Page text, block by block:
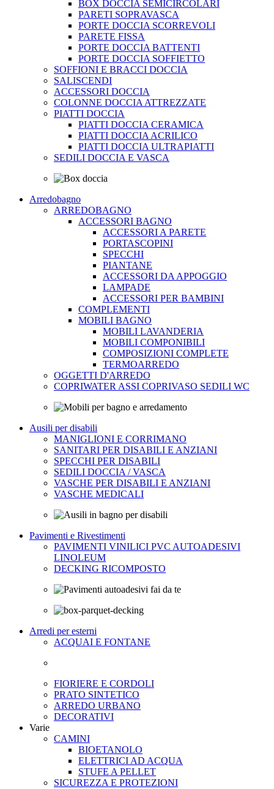
BOX DOCCIA SEMICIRCOLARI
PARETI SOPRAVASCA
PORTE DOCCIA SCORREVOLI
PARETE FISSA
PORTE DOCCIA BATTENTI
PORTE DOCCIA SOFFIETTO
SOFFIONI E BRACCI DOCCIA
SALISCENDI
ACCESSORI DOCCIA
COLONNE DOCCIA ATTREZZATE
PIATTI DOCCIA
PIATTI DOCCIA CERAMICA
PIATTI DOCCIA ACRILICO
PIATTI DOCCIA ULTRAPIATTI
SEDILI DOCCIA E VASCA
Arredobagno
ARREDOBAGNO
ACCESSORI BAGNO
ACCESSORI A PARETE
PORTASCOPINI
SPECCHI
PIANTANE
ACCESSORI DA APPOGGIO
LAMPADE
ACCESSORI PER BAMBINI
COMPLEMENTI
MOBILI BAGNO
MOBILI LAVANDERIA
MOBILI COMPONIBILI
COMPOSIZIONI COMPLETE
TERMOARREDO
OGGETTI D'ARREDO
COPRIWATER ASSI COPRIVASO SEDILI WC
Ausili per disabili
MANIGLIONI E CORRIMANO
SANITARI PER DISABILI E ANZIANI
SPECCHI PER DISABILI
SEDILI DOCCIA / VASCA
VASCHE PER DISABILI E ANZIANI
VASCHE MEDICALI
Pavimenti e Rivestimenti
PAVIMENTI VINILICI PVC AUTOADESIVI
LINOLEUM
DECKING RICOMPOSTO
Arredi per esterni
ACQUAI E FONTANE
FIORIERE E CORDOLI
PRATO SINTETICO
ARREDO URBANO
DECORATIVI
Varie
CAMINI
BIOETANOLO
ELETTRICI AD ACQUA
STUFE A PELLET
SICUREZZA E PROTEZIONI